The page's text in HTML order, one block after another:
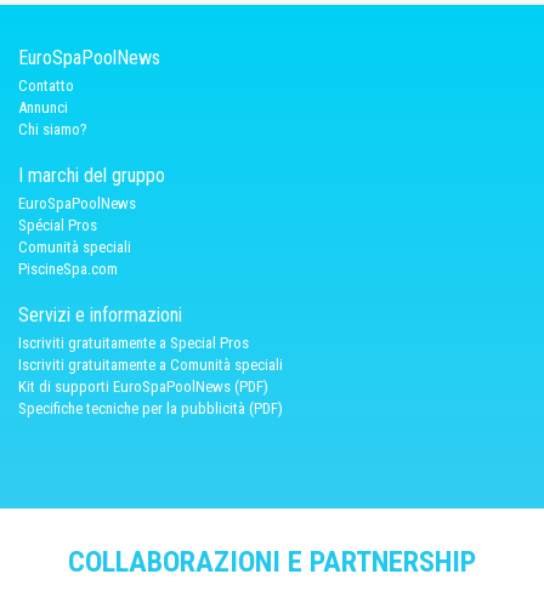
EuroSpaPoolNews
Contatto
Annunci
Chi siamo?
I marchi del gruppo
EuroSpaPoolNews
Spécial Pros
Comunità speciali
PiscineSpa.com
Servizi e informazioni
Iscriviti gratuitamente a Special Pros
Iscriviti gratuitamente a Comunità speciali
Kit di supporti EuroSpaPoolNews (PDF)
Specifiche tecniche per la pubblicità (PDF)
COLLABORAZIONI E PARTNERSHIP